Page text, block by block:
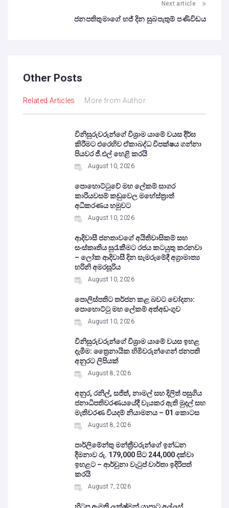
Next article
ජනපතිතුමාගේ හජ් දින සුබපැතුම් පණිවිඩය
Other Posts
Related Articles More from Author
විනිසුරුවරුන්ගේ විශ්‍රාම යාමේ වයස දීර්ඝ
කිරීමට එරෙහිව ඒකාබද්ධ විපක්ෂය ගන්නා
පියවර ජී.එල් හෙළි කරයි
August 10, 2026
පොහොට්ටුවේ මහ ලේකම් සාගර
කාරියවසම් කඩුවෙල මහේස්ත්‍රාත්
අධිකරණය හමුවට
August 10, 2026
ආදිවාසී ජනතාවගේ අයිතිවාසිකම් සහ
සංස්කෘතිය සුරැකීමට රජය කටයුතු කරනවා
– ලෝක ආදිවාසී දින සැමරුමේදී අග්‍රාමාත්‍ය
හරිනි අමරසූරිය
August 10, 2026
පොලිස්පතිට තර්ජන කළ බවට චෝදනා:
පොහොට්ටු මහ ලේකම් අත්අඩංගුව
August 10, 2026
විනිසුරුවරුන්ගේ විශ්‍රාම යාමේ වයස ඉහළ
දැමීම: ත්‍රෛනායික හිමිවරුන්ගෙන් ජනපති
අනුරට ලිපියක්
August 8, 2026
අනුර, රනිල්, සජිත්, නාමල් සහ දිලිත් පසුගිය
ජනාධිපතිවරණයයේදී වැයකර ඇති මුදල් සහ
මැතිවරණ වියදම් නියාමනය – 01 කොටස
August 8, 2026
පාර්ලිමේන්තු මන්ත්‍රීවරුන්ගේ ඉන්ධන
දීමනාව රු. 179,000 සිට 244,000 දක්වා
ඉහළට – ආර්චුනා වැටුප් වාර්තා ඉදිරිපත්
කරයි
August 7, 2026